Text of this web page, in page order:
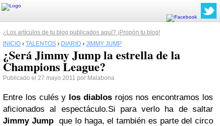
¿Los artículos de tu blog publicados aquí? ¡Propón tu blog!
INICIO › TALENTOS › DIARIO › JIMMY JUMP
¿Será Jimmy Jump la estrella de la
Champions League?
Publicado el 27 mayo 2011 por Malabona
Entre los culés y los diablosrojos nos encontramos los
aficionados al espectáculo.Si para verlo ha de saltar
Jimmy Jumpque lo haga, el también es parte del circo